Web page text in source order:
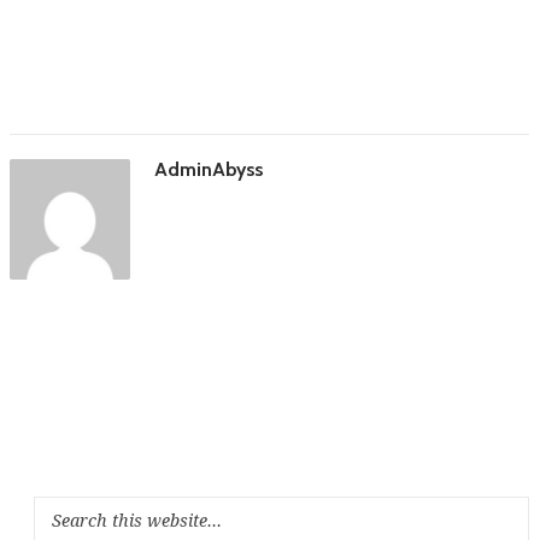
AdminAbyss